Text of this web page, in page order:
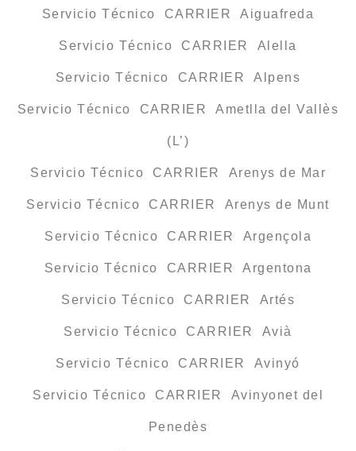
Servicio Técnico CARRIER Aiguafreda
Servicio Técnico CARRIER Alella
Servicio Técnico CARRIER Alpens
Servicio Técnico CARRIER Ametlla del Vallès
(L’)
Servicio Técnico CARRIER Arenys de Mar
Servicio Técnico CARRIER Arenys de Munt
Servicio Técnico CARRIER Argençola
Servicio Técnico CARRIER Argentona
Servicio Técnico CARRIER Artés
Servicio Técnico CARRIER Avià
Servicio Técnico CARRIER Avinyó
Servicio Técnico CARRIER Avinyonet del
Penedès